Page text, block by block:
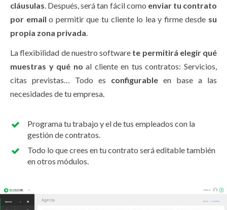
cláusulas. Después, será tan fácil como enviar tu contrato
por email o permitir que tu cliente lo lea y firme desde su
propia zona privada.
La flexibilidad de nuestro software te permitirá elegir qué
muestras y qué no al cliente en tus contratos: Servicios,
citas previstas… Todo es configurable en base a las
necesidades de tu empresa.
Programa tu trabajo y el de tus empleados con la
gestión de contratos.
Todo lo que crees en tu contrato será editable también
en otros módulos.